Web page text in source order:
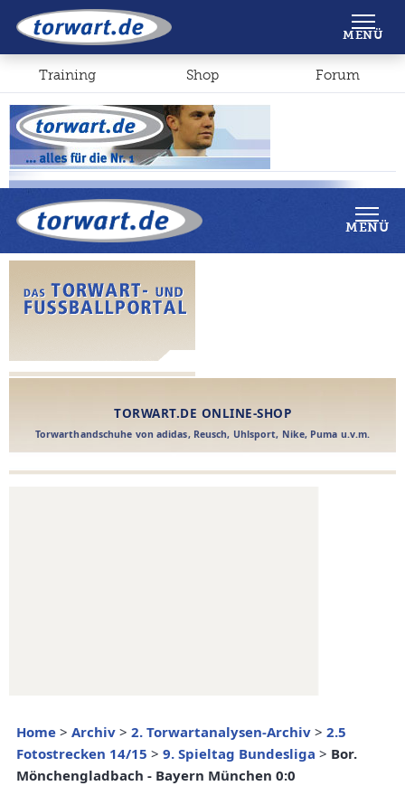
Shop Forum
MENÜ
Home > Archiv > 2. Torwartanalysen-Archiv > 2.5
Fotostrecken 14/15 > 9. Spieltag Bundesliga > Bor.
Mönchengladbach - Bayern München 0:0